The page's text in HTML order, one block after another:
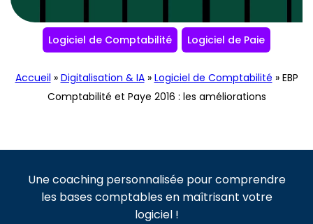
Logiciel de Comptabilité Logiciel de Paie
Accueil » Digitalisation & IA» Logiciel de Comptabilité » EBP
Comptabilité et Paye 2016 : les améliorations
Une coaching personnalisée pour comprendre
les bases comptables en maîtrisant votre
logiciel !